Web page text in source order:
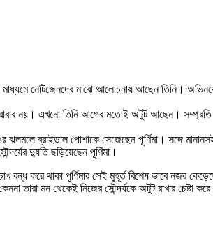
মাধ্যমে নেটিজেনদের মাঝে আলোচনায় আছেন তিনি।
ফুরাবার নয়। এখনো তিনি আগের মতোই অটুট আছেন।
ব্রাইডাল পোশাকে সেজেছেন পূর্ণিমা। সঙ্গে
দ্যুতি ছড়িয়েছেন পূর্ণিমা।
বন্ধ করে থাকা পূর্ণিমার সেই মুহূর্ত বিশেষ ভাবে নজর
তারা মন থেকেই নিজের সৌন্দর্যকে অটুট রাখার চেষ্টা